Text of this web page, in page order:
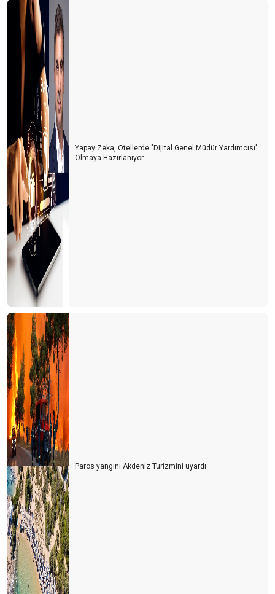
Yapay Zeka, Otellerde "Dijital Genel Müdür Yardımcısı"
Olmaya Hazırlanıyor
Paros yangını Akdeniz Turizmini uyardı